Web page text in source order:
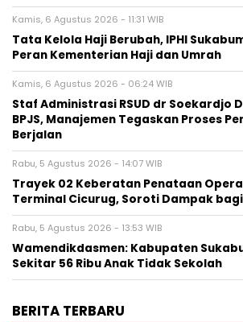
Kamis, 6 Agustus 2026 - 11:31 WIB
Tata Kelola Haji Berubah, IPHI
Peran Kementerian Haji dan Umrah
Kamis, 6 Agustus 2026 - 06:24 WIB
Staf Administrasi RSUD dr Soekardjo
BPJS, Manajemen Tegaskan Proses
Berjalan
Rabu, 5 Agustus 2026 - 14:07 WIB
‎Trayek 02 Keberatan Penataan
Terminal Cicurug, Soroti Dampak
Rabu, 5 Agustus 2026 - 13:53 WIB
Wamendikdasmen: Kabupaten
Sekitar 56 Ribu Anak Tidak Sekolah
BERITA TERBARU